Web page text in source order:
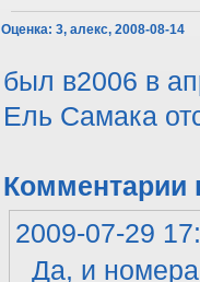
Оценка: 3, алекс, 2008-08-14
был в2006 в
Ель Самака
Комментарии
2009-07-29
Да, и